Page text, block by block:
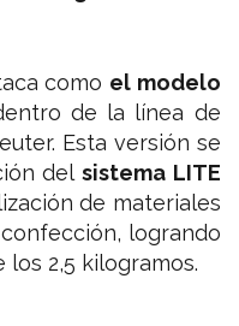
como el modelo
de la línea de
Esta versión se
del sistema LITE
de materiales
logrando
2,5 kilogramos.